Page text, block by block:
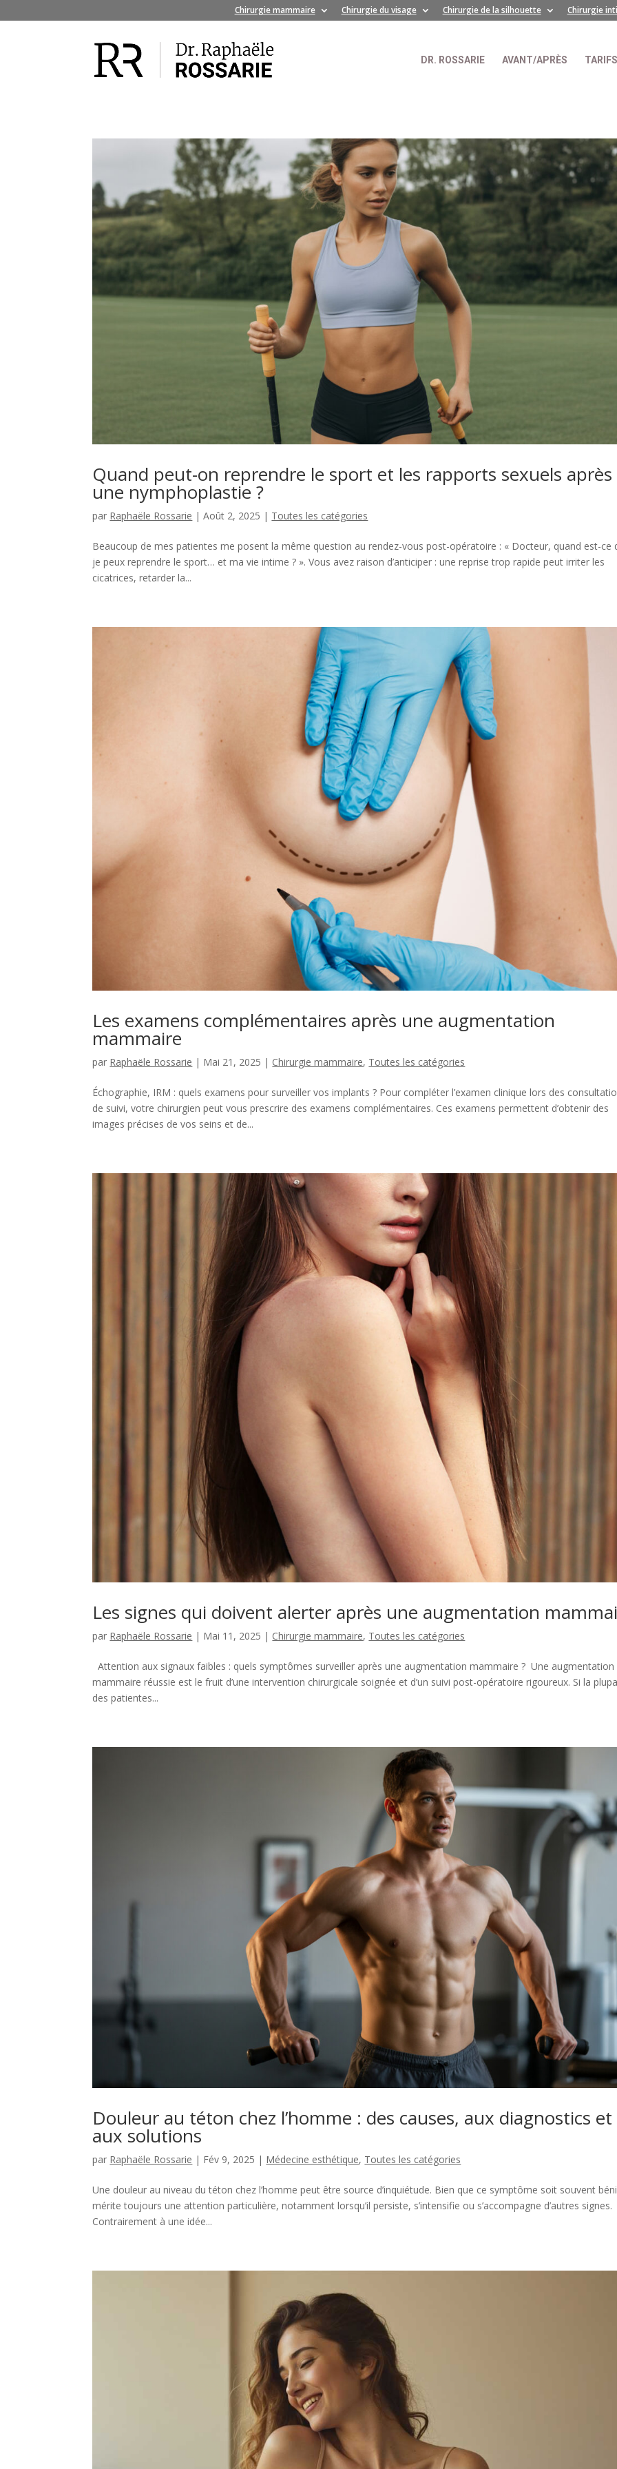
Chirurgie mammaire Chirurgie du visage Chirurgie de la silhouette Chirurgie
DR. ROSSARIE AVANT/APRÈS TARIFS
Quand peut-on reprendre le sport et les rapports sexuels après
une nymphoplastie ?
par Raphaële Rossarie |Août 2, 2025 | Toutes les catégories
Beaucoup de mes patientes me posent la même question au rendez-vous post-opératoire : « Docteur, quand est-ce
je peux reprendre le sport… et ma vie intime ? ». Vous avez raison d’anticiper : une reprise trop rapide peut irriter les
cicatrices, retarder la...
Les examens complémentaires après une augmentation
mammaire
par Raphaële Rossarie | Mai 21, 2025 | Chirurgie mammaire, Toutes les catégories
Échographie, IRM : quels examens pour surveiller vos implants ? Pour compléter l’examen clinique lors des
de suivi, votre chirurgien peut vous prescrire des examens complémentaires. Ces examens permettent d’obtenir des
images précises de vos seins et de...
Les signes qui doivent alerter après une augmentation
par Raphaële Rossarie | Mai 11, 2025 | Chirurgie mammaire, Toutes les catégories
Attention aux signaux faibles : quels symptômes surveiller après une augmentation mammaire ? Une augmentation
mammaire réussie est le fruit d’une intervention chirurgicale soignée et d’un suivi post-opératoire rigoureux. Si la
des patientes...
Douleur au téton chez l’homme : des causes, aux diagnostics et
aux solutions
par Raphaële Rossarie | Fév 9, 2025 | Médecine esthétique, Toutes les catégories
Une douleur au niveau du téton chez l’homme peut être source d’inquiétude. Bien que ce symptôme soit souvent
mérite toujours une attention particulière, notamment lorsqu’il persiste, s’intensifie ou s’accompagne d’autres signes.
Contrairement à une idée...